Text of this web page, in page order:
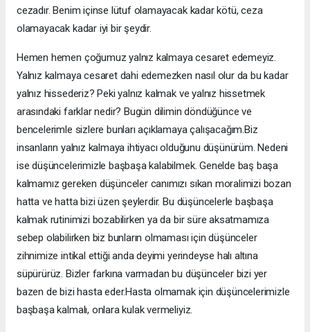
cezadır. Benim içinse lütuf olamayacak kadar kötü, ceza
olamayacak kadar iyi bir şeydir.
Hemen hemen çoğumuz yalnız kalmaya cesaret edemeyiz.
Yalnız kalmaya cesaret dahi edemezken nasıl olur da bu kadar
yalnız hissederiz? Peki yalnız kalmak ve yalnız hissetmek
arasındaki farklar nedir? Bugün dilimin döndüğünce ve
bencelerimle sizlere bunları açıklamaya çalışacağım.Biz
insanların yalnız kalmaya ihtiyacı olduğunu düşünürüm. Nedeni
ise düşüncelerimizle başbaşa kalabilmek. Genelde baş başa
kalmamız gereken düşünceler canımızı sıkan moralimizi bozan
hatta ve hatta bizi üzen şeylerdir. Bu düşüncelerle başbaşa
kalmak rutinimizi bozabilirken ya da bir süre aksatmamıza
sebep olabilirken biz bunların olmaması için düşünceler
zihnimize intikal ettiği anda deyimi yerindeyse halı altına
süpürürüz. Bizler farkına varmadan bu düşünceler bizi yer
bazen de bizi hasta eder.Hasta olmamak için düşüncelerimizle
başbaşa kalmalı, onlara kulak vermeliyiz.